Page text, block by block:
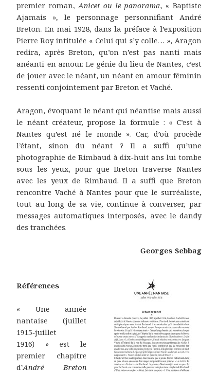
premier roman,Anicet ou le panorama, « Baptiste
Ajamais », le personnage personnifiant André
Breton. En mai 1928, dans la préface à l’exposition
Pierre Roy intitulée « Celui qui s’y colle… », Aragon
redira, après Breton, qu’on n’est pas nanti mais
anéanti en amour. Le génie du lieu de Nantes, c’est
de jouer avec le néant, un néant en amour féminin
ressenti conjointement par Breton et Vaché.
Aragon, évoquant le néant qui néantise mais aussi
le néant créateur, propose la formule : « C’est à
Nantes qu’est né le monde ». Car, d’où procède
l’étant, sinon du néant ? Il a suffi qu’une
photographie de Rimbaud à dix-huit ans lui tombe
sous les yeux, pour que Breton traverse Nantes
avec les yeux de Rimbaud. Il a suffi que Breton
rencontre Vaché à Nantes pour que le surréaliste,
tout au long de sa vie, continue à converser, par
messages automatiques interposés, avec le dandy
des tranchées.
Georges Sebbag
Références
« Une année
nantaise (juillet
1915-juillet
1916) » est le
premier chapitre
d’André Breton